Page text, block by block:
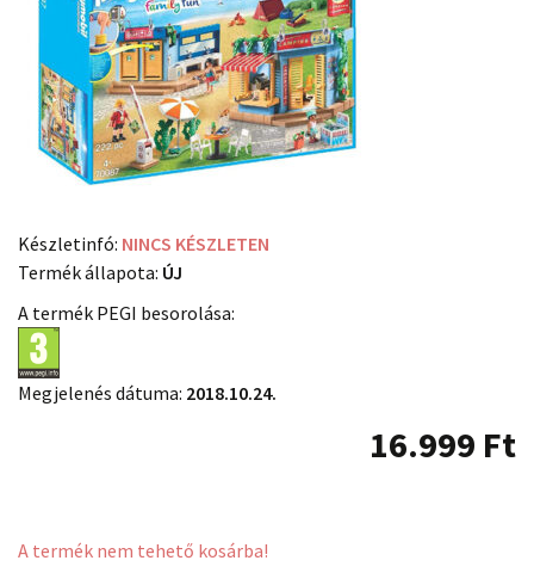
Készletinfó: NINCS KÉSZLETEN
Termék állapota: ÚJ
A termék PEGI besorolása:
Megjelenés dátuma: 2018.10.24.
16.999 Ft
A termék nem tehető kosárba!